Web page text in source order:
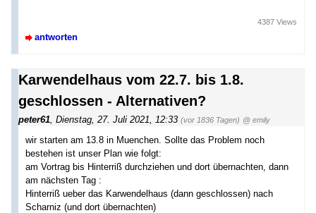
antworten
4387 Views
Karwendelhaus vom 22.7. bis 1.8.
geschlossen - Alternativen?
peter61 Dienstag, 27. Juli 2021, 12:33 (vor 1836 Tagen) @ emily
wir starten am 13.8 in Muenchen. Sollte das Problem noch
bestehen ist unser Plan wie folgt:
am Vortrag bis Hinterriß durchziehen und dort übernachten, dann
am nächsten Tag :
Hinterriß ueber das Karwendelhaus (dann geschlossen) nach
Scharniz (und dort übernachten)